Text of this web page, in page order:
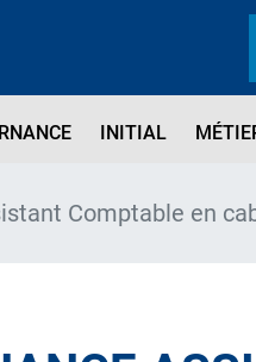
INITIAL
Comptable en